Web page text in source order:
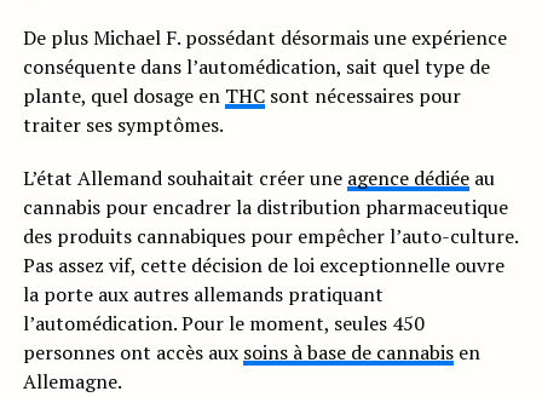
De plus Michael F. possédant désormais une expérience
conséquente dans l’automédication, sait quel type de
plante, quel dosage en THCsont nécessaires pour
traiter ses symptômes.
L’état Allemand souhaitait créer une agence dédiéeau
cannabis pour encadrer la distribution pharmaceutique
des produits cannabiques pour empêcher l’auto-culture.
Pas assez vif, cette décision de loi exceptionnelle ouvre
la porte aux autres allemands pratiquant
l’automédication. Pour le moment, seules 450
personnes ont accès aux soins à base de cannabisen
Allemagne.